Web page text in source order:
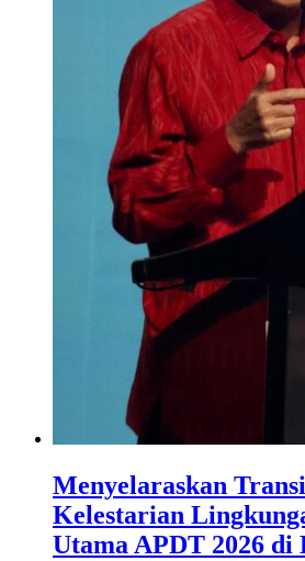
Menyelaraskan
Kelestarian
Utama APDT 2026 di